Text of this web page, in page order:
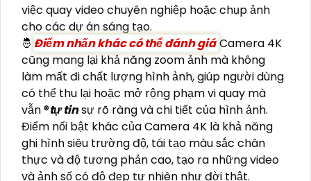
việc quay video chuyên nghiệp hoặc chụp ảnh
cho các dự án sáng tạo.
🤴 Điểm nhấn khác có thể đánh giáCamera 4K
cũng mang lại khả năng zoom ảnh mà không
làm mất đi chất lượng hình ảnh, giúp người dùng
có thể thu lại hoặc mở rộng phạm vi quay mà
vẫn ®️tự tinsự rõ ràng và chi tiết của hình ảnh.
Điểm nổi bật khác của Camera 4K là khả năng
ghi hình siêu trường độ, tái tạo màu sắc chân
thực và độ tương phản cao, tạo ra những video
và ảnh số có độ đẹp tự nhiên như đời thật.